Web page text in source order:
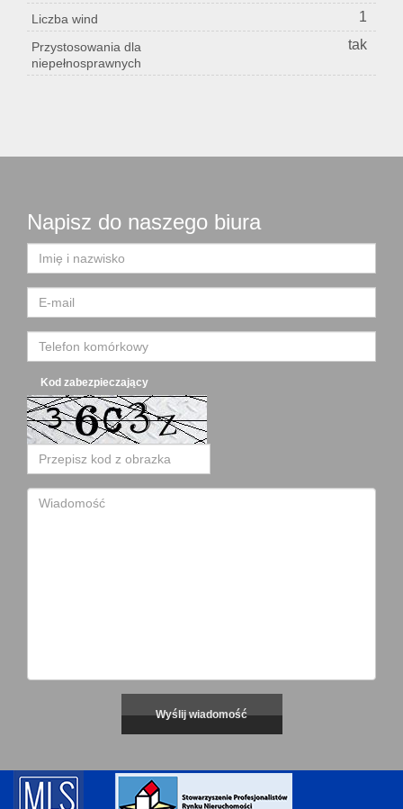
Liczba wind 1
Przystosowania dla
niepełnosprawnych
tak
Napisz do naszego biura
Kod zabezpieczający